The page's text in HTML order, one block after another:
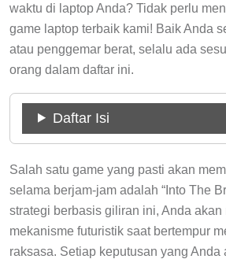
waktu di laptop Anda? Tidak perlu
game laptop terbaik kami! Baik Anda
atau penggemar berat, selalu ada
orang dalam daftar ini.
Daftar Isi
Salah satu game yang pasti akan
selama berjam-jam adalah “Into The
strategi berbasis giliran ini, Anda
mekanisme futuristik saat bertempur
raksasa. Setiap keputusan yang Anda